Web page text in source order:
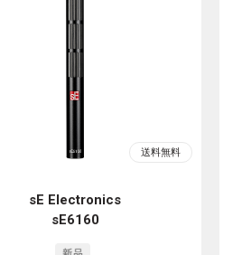
sE Electronics
sE6160